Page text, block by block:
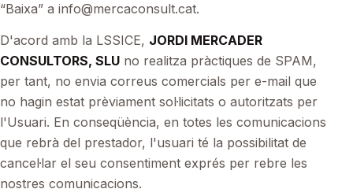
“Baixa” a info@mercaconsult.cat.
D'acord amb la LSSICE, JORDI MERCADER
CONSULTORS, SLU no realitza pràctiques de SPAM,
per tant, no envia correus comercials per e-mail que
no hagin estat prèviament sol·licitats o autoritzats per
l'Usuari. En conseqüència, en totes les comunicacions
que rebrà del prestador, l'usuari té la possibilitat de
cancel·lar el seu consentiment exprés per rebre les
nostres comunicacions.